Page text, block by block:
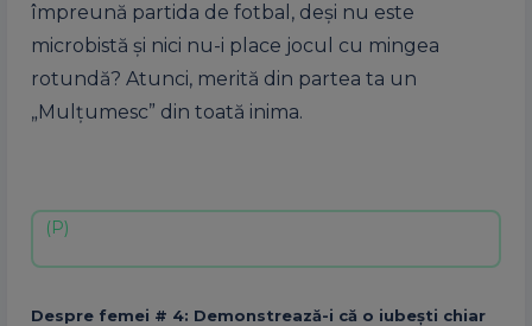
împreună partida de fotbal, deşi nu este
microbistă şi nici nu-i place jocul cu mingea
rotundă? Atunci, merită din partea ta un
„Mulţumesc” din toată inima.
Despre femei # 4: Demonstrează-i că o iubeşti chiar